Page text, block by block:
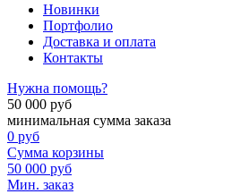
Новинки
Портфолио
Доставка и оплата
Контакты
Нужна помощь?
50 000 руб
минимальная сумма заказа
0 руб
Сумма корзины
50 000 руб
Мин. заказ